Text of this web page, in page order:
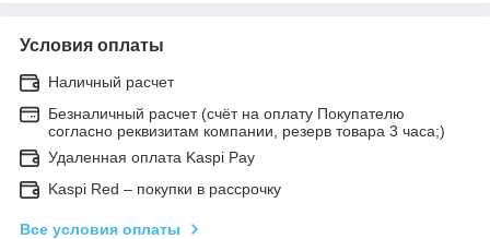
Условия оплаты
Наличный расчет
Безналичный расчет (счёт на оплату Покупателю
согласно реквизитам компании, резерв товара 3 часа;)
Удаленная оплата Kaspi Pay
Kaspi Red – покупки в рассрочку
Все условия оплаты